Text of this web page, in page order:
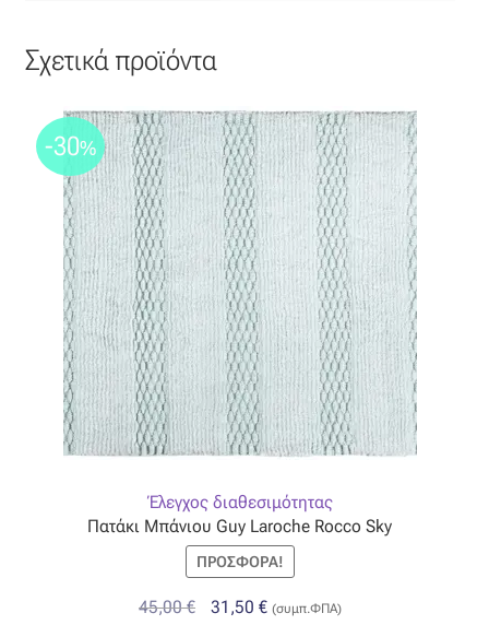
Σχετικά προϊόντα
Έλεγχος διαθεσιμότητας
-30%
Πατάκι Μπάνιου Guy Laroche Rocco Sky
ΠΡΟΣΦΟΡΆ!
45,00€
Original
31,50 €Η(συμπ.ΦΠΑ)